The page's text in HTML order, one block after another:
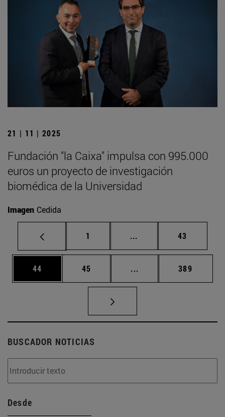
21 | 11 | 2025
Fundación "la Caixa" impulsa con 995.000
euros un proyecto de investigación
biomédica de la Universidad
Imagen Cedida
Página
1 ... Páginas intermedias
Página
43
Página
44 Página
45 ... Páginas intermedias
Página
389
BUSCADOR NOTICIAS
Desde